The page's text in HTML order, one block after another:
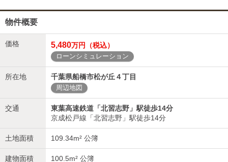
物件概要
価格 5,480万円（税込）
ローンシミュレーション
所在地 千葉県船橋市松が丘４丁目
周辺地図
交通
東葉高速鉄道「北習志野」駅徒歩14分
京成松戸線「北習志野」駅徒歩14分
土地面積 109.34m² 公簿
建物面積 100.5m² 公簿